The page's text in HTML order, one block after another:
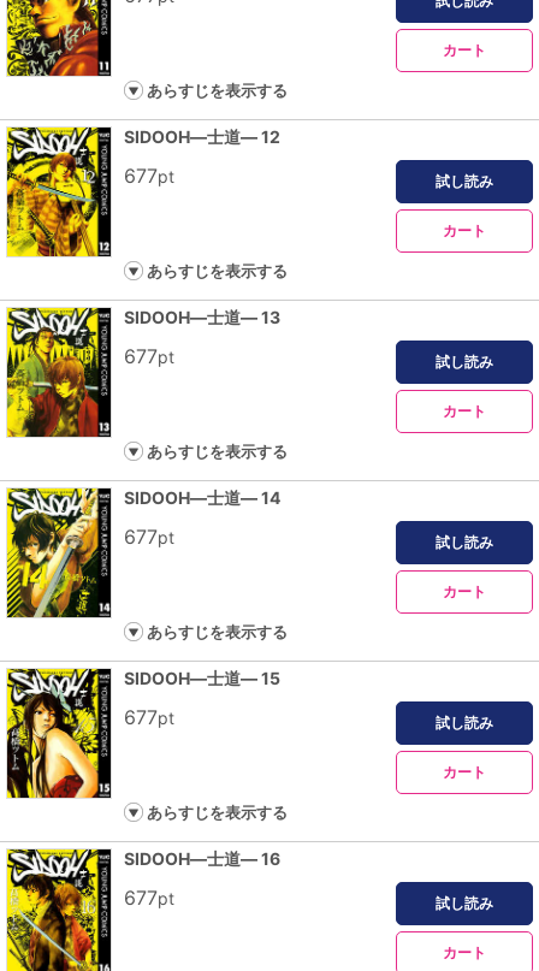
カート
あらすじを表示する
SIDOOH―士道― 12
677pt 試し読み
カート
あらすじを表示する
SIDOOH―士道― 13
677pt 試し読み
カート
あらすじを表示する
SIDOOH―士道― 14
677pt 試し読み
カート
あらすじを表示する
SIDOOH―士道― 15
677pt 試し読み
カート
あらすじを表示する
SIDOOH―士道― 16
677pt 試し読み
カート